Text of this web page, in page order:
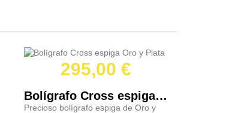
295,00 €
Bolígrafo Cross espiga Oro y Plata
Precioso bolígrafo espiga de Oro y